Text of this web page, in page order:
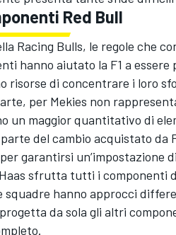
Red Bull
Racing Bulls, le regole che
hanno aiutato la F1 a essere
risorse di concentrare i loro
per Mekies non
un maggior quantitativo di
del cambio acquistato da
garantirsi un’impostazione
sfrutta tutti i
squadre hanno approcci
da sola gli altri